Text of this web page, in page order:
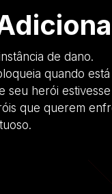
de dano.
quando
seu herói
que querem